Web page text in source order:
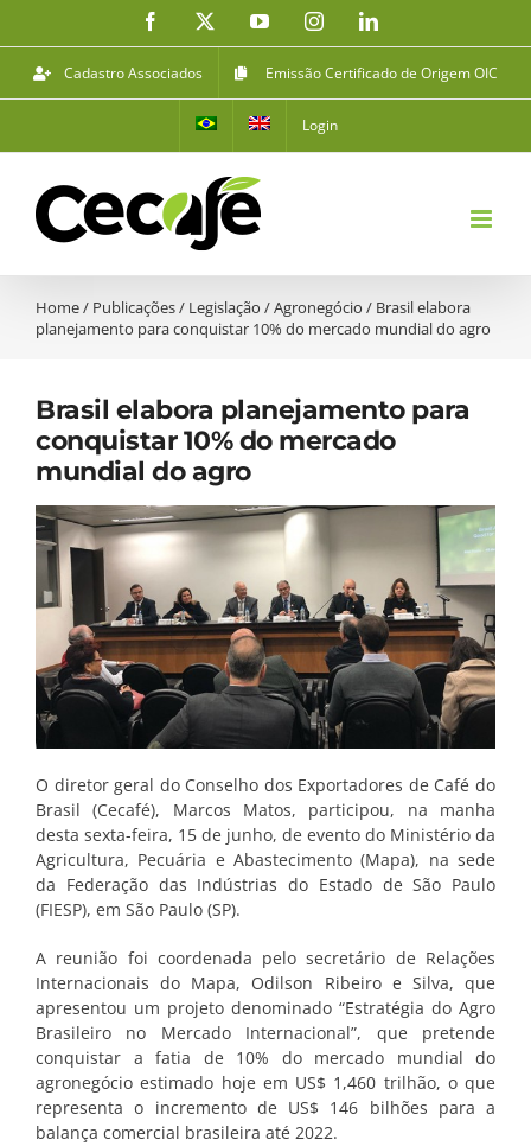
conteúdo
Facebook YouTubeInstagramLinkedIn
Cadastro Associados Emissão Certificado de Origem OIC
Login
Home/ Publicações/ Legislação /Agronegócio / Brasil elabora
planejamento para conquistar 10% do mercado mundial do agro
Brasil elabora planejamento para
conquistar 10% do mercado
mundial do agro
O diretor geral do Conselho dos Exportadores de Café do
Brasil (Cecafé), Marcos Matos, participou, na manha
desta sexta-feira, 15 de junho, de evento do Ministério da
Agricultura, Pecuária e Abastecimento (Mapa), na sede
da Federação das Indústrias do Estado de São Paulo
(FIESP), em São Paulo (SP).
A reunião foi coordenada pelo secretário de Relações
Internacionais do Mapa, Odilson Ribeiro e Silva, que
apresentou um projeto denominado “Estratégia do Agro
Brasileiro no Mercado Internacional”, que pretende
conquistar a fatia de 10% do mercado mundial do
agronegócio estimado hoje em US$ 1,460 trilhão, o que
representa o incremento de US$ 146 bilhões para a
balança comercial brasileira até 2022.